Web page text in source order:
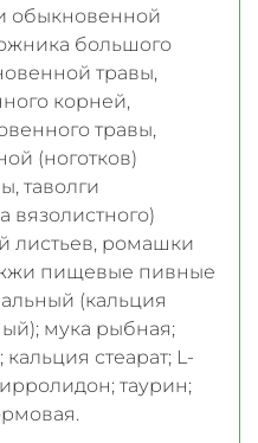
обыкновенной
большого
травы,
корней,
травы,
(ноготков)
таволги
вязолистного)
листьев, ромашки
пищевые пивные
(кальция
мука рыбная;
стеарат; L-
таурин;